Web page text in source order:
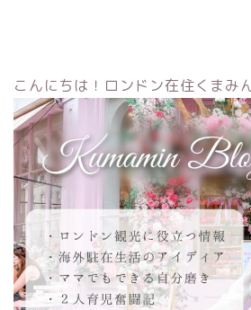
こんにちは！ロンドン在住くまみ